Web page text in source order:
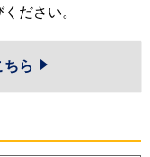
ださい。
ら